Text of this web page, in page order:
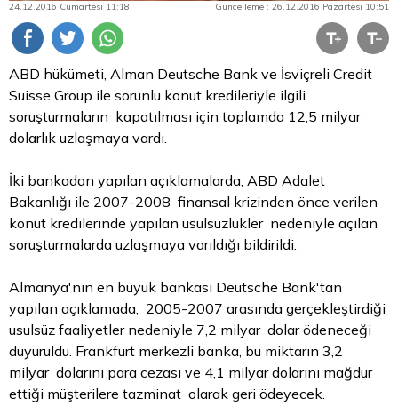
24.12.2016 Cumartesi 11:18 Güncelleme : 26.12.2016 Pazartesi 10:51
ABD hükümeti, Alman Deutsche Bank ve İsviçreli Credit
Suisse Group ile sorunlu konut kredileriyle ilgili
soruşturmaların kapatılması için toplamda 12,5 milyar
dolarlık uzlaşmaya vardı.
İki bankadan yapılan açıklamalarda, ABD Adalet
Bakanlığı ile 2007-2008 finansal krizinden önce verilen
konut kredilerinde yapılan usulsüzlükler nedeniyle açılan
soruşturmalarda uzlaşmaya varıldığı bildirildi.
Almanya'nın en büyük bankası Deutsche Bank'tan
yapılan açıklamada, 2005-2007 arasında gerçekleştirdiği
usulsüz faaliyetler nedeniyle 7,2 milyar dolarödeneceği
duyuruldu. Frankfurt merkezli banka, bu miktarın 3,2
milyar dolarını para cezası ve 4,1 milyar dolarını mağdur
ettiği müşterilere tazminat olarak geri ödeyecek.